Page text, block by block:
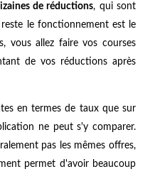
de réductions, qui sont
reste le fonctionnement est le
vous allez faire vos courses
de vos réductions après
en termes de taux que sur
ne peut s'y comparer.
pas les mêmes offres,
permet d'avoir beaucoup